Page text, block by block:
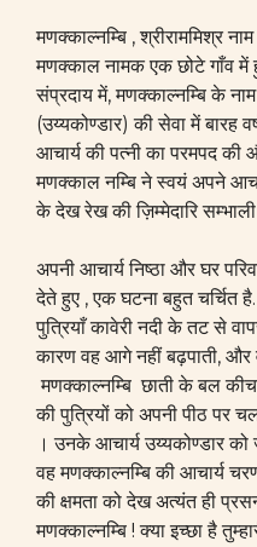
मणक्काल्नम्बि , श्रीराममिश्र
मणक्काल नामक एक छोटे गाँव में
संप्रदाय में, मणक्काल्नम्बि के
(उय्यकोण्डार) की सेवा में बारह
आचार्य की पत्नी का परमपद
मणक्काल नम्बि ने स्वयं अपने
के देख रेख की ज़िम्मेदारि
अपनी आचार्य निष्ठा और घर
देते हुए , एक घटना बहुत चर्चित
पुत्रियाँ कावेरी नदी के तट से
कारण वह आगे नहीं बढ़पाती,
मणक्काल्नम्बि छाती के बल
की पुत्रियों को अपनी पीठ पर
। उनके आचार्य उय्यकोण्डार
वह मणक्काल्नम्बि की आचार्य
की क्षमता को देख अत्यंत ही
मणक्काल्नम्बि ! क्या इच्छा है